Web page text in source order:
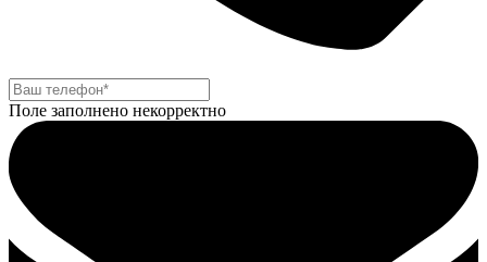
Поле заполнено некорректно